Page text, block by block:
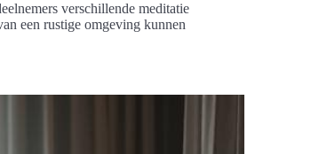
verschillende meditatie
een rustige omgeving kunnen